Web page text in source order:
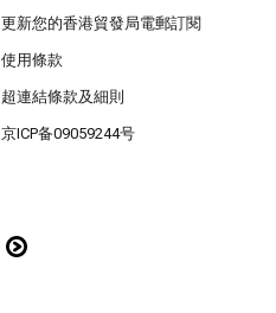
更新您的香港貿發局電郵訂閱
使用條款
超連結條款及細則
京ICP备09059244号